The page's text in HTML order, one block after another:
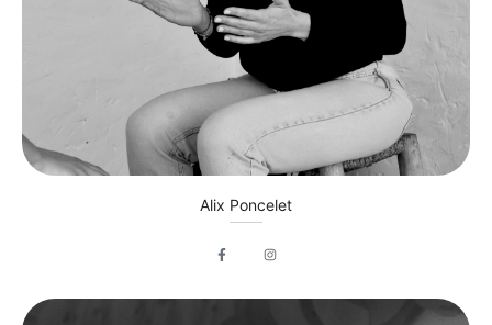
Alix Poncelet